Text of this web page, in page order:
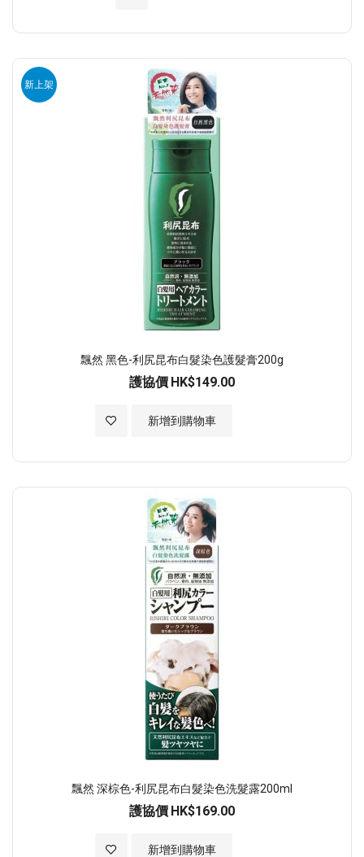
新上架
飄然 黑色-利尻昆布白髮染色護髮膏200g
護協價 HK$149.00
新增到購物車
加入至願望清單
飄然 深棕色-利尻昆布白髮染色洗髮露200ml
護協價 HK$169.00
新增到購物車
加入至願望清單